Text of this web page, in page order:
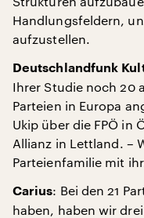
Handlungsfeldern,
aufzustellen.
Deutschlandfunk
Ihrer Studie noch 20
Parteien in Europa
Ukip über die FPÖ in
Allianz in Lettland. –
Parteienfamilie mit
Carius: Bei den 21
haben, haben wir